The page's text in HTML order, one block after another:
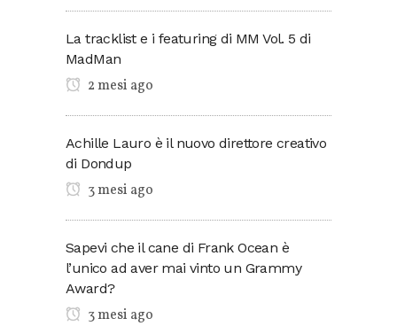
La tracklist e i featuring di MM Vol. 5 di
MadMan
2 mesi ago
Achille Lauro è il nuovo direttore creativo
di Dondup
3 mesi ago
Sapevi che il cane di Frank Ocean è
l’unico ad aver mai vinto un Grammy
Award?
3 mesi ago